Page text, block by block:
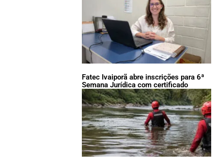
Fatec Ivaiporã abre inscrições para 6ª
Semana Jurídica com certificado